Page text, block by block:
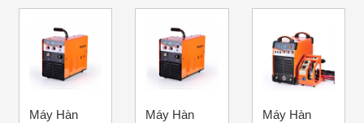
Máy Hàn
Máy Hàn
Máy Hàn